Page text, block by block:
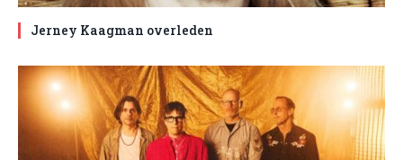
Jerney Kaagman overleden